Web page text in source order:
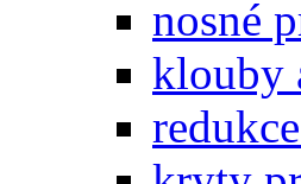
nosné
klouby